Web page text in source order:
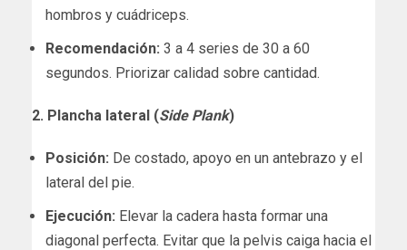
hombros y cuádriceps.
Recomendación: 3 a 4 series de 30 a 60
segundos. Priorizar calidad sobre cantidad.
2. Plancha lateral (Side Plank)
Posición: De costado, apoyo en un antebrazo y el
lateral del pie.
Ejecución: Elevar la cadera hasta formar una
diagonal perfecta. Evitar que la pelvis caiga hacia el